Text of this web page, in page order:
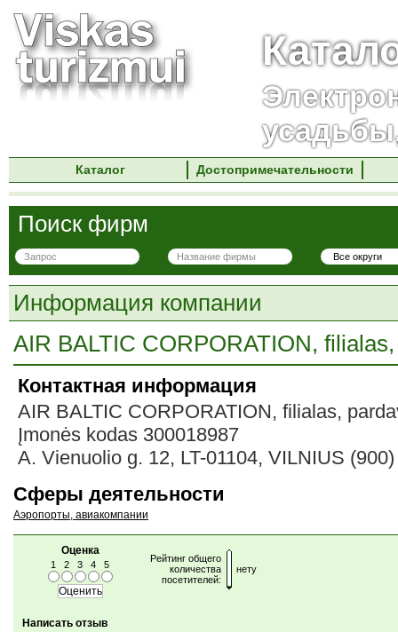
Каталог Достопримечательности
Поиск фирм
Информация компании
AIR BALTIC CORPORATION,
Контактная информация
AIR BALTIC CORPORATION, filialas,
Įmonės kodas 300018987
A. Vienuolio g. 12, LT-01104, VILNIUS
Сферы деятельности
Аэропорты, авиакомпании
Оценка
1 2 3 4 5
Рейтинг общего
количества
посетителей:
нету
Написать отзыв